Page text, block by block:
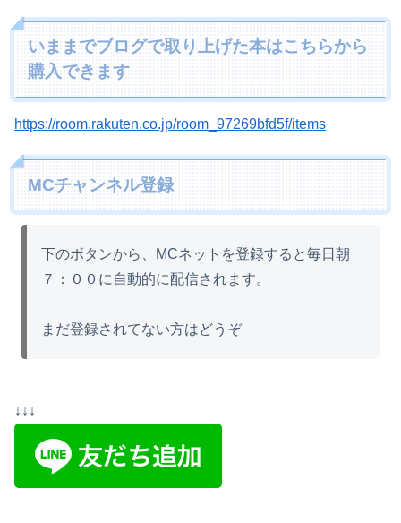
いままでブログで取り上げた本はこちらから
購入できます
https://room.rakuten.co.jp/room_97269bfd5f/items
MCチャンネル登録
下のボタンから、MCネットを登録すると毎日朝
７：００に自動的に配信されます。
まだ登録されてない方はどうぞ
↓↓↓